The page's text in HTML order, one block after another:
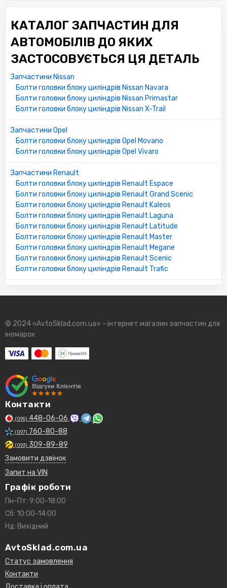
КАТАЛОГ ЗАПЧАСТИН ДЛЯ
АВТОМОБІЛІВ ДО ЯКИХ
ЗАСТОСОВУЄТЬСЯ ЦЯ ДЕТАЛЬ
Запчастини Nissan
Болти головки блоку циліндрів Nissan Navara
Болти головки блоку циліндрів Nissan Primastar
Болти головки блоку циліндрів Nissan X-Trail
Запчастини Opel
Болти головки блоку циліндрів Opel Movano
Болти головки блоку циліндрів Opel Vivaro
Запчастини Renault
Болти головки блоку циліндрів Renault Espace
Болти головки блоку циліндрів Renault Grand Scenic
Болти головки блоку циліндрів Renault Kaleos
Болти головки блоку циліндрів Renault Laguna
Болти головки блоку циліндрів Renault Latitude
Болти головки блоку циліндрів Renault Master
Болти головки блоку циліндрів Renault Megane
Болти головки блоку циліндрів Renault Scenic
Болти головки блоку циліндрів Renault Trafic
© 2024 «AvtoSklad.com.ua» - інтернет магазин запчастин для
іномарок
Контакти
(095) 448-06-06
(097) 760-80-88
(093) 309-89-89
Замовити дзвінок
Запит на VIN
Графік роботи
Пн-Пт: 9:00-18:00
Сб: 10:00-14:00
Нд: Вихідний
AvtoSklad.com.ua
Статус замовлення
Контакти